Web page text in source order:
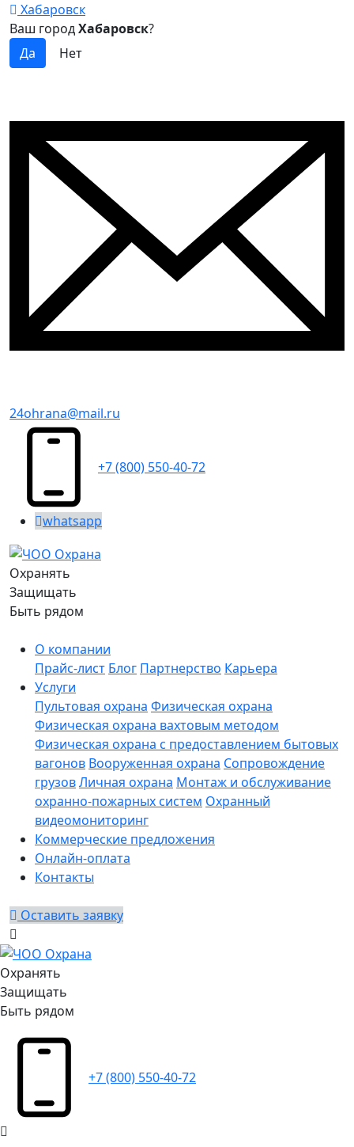
Хабаровск
Ваш городХабаровск?
24ohrana@mail.ru
+7 (800) 550-40-72
whatsapp
Охранять
Защищать
Быть рядом
О компании
Прайс-лист Блог Партнерство Карьера
Услуги
Пультовая охрана Физическая охрана
Физическая охрана вахтовым методом
Физическая охрана с предоставлением бытовых
вагонов Вооруженная охрана Сопровождение
грузовЛичная охрана Монтаж и обслуживание
охранно-пожарных систем Охранный
видеомониторинг
Коммерческие предложения
Онлайн-оплата
Контакты
Оставить заявку
Охранять
Защищать
Быть рядом
+7 (800) 550-40-72